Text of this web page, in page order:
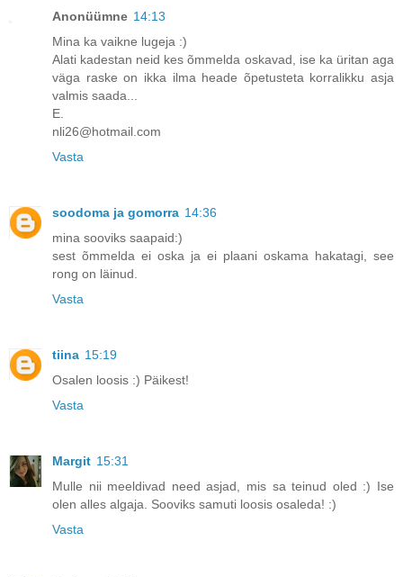
Anonüümne 14:13
Mina ka vaikne lugeja :)
Alati kadestan neid kes õmmelda oskavad, ise ka üritan aga
väga raske on ikka ilma heade õpetusteta korralikku asja
valmis saada...
E.
nli26@hotmail.com
Vasta
soodoma ja gomorra 14:36
mina sooviks saapaid:)
sest õmmelda ei oska ja ei plaani oskama hakatagi, see
rong on läinud.
Vasta
tiina 15:19
Osalen loosis :) Päikest!
Vasta
Margit 15:31
Mulle nii meeldivad need asjad, mis sa teinud oled :) Ise
olen alles algaja. Sooviks samuti loosis osaleda! :)
Vasta